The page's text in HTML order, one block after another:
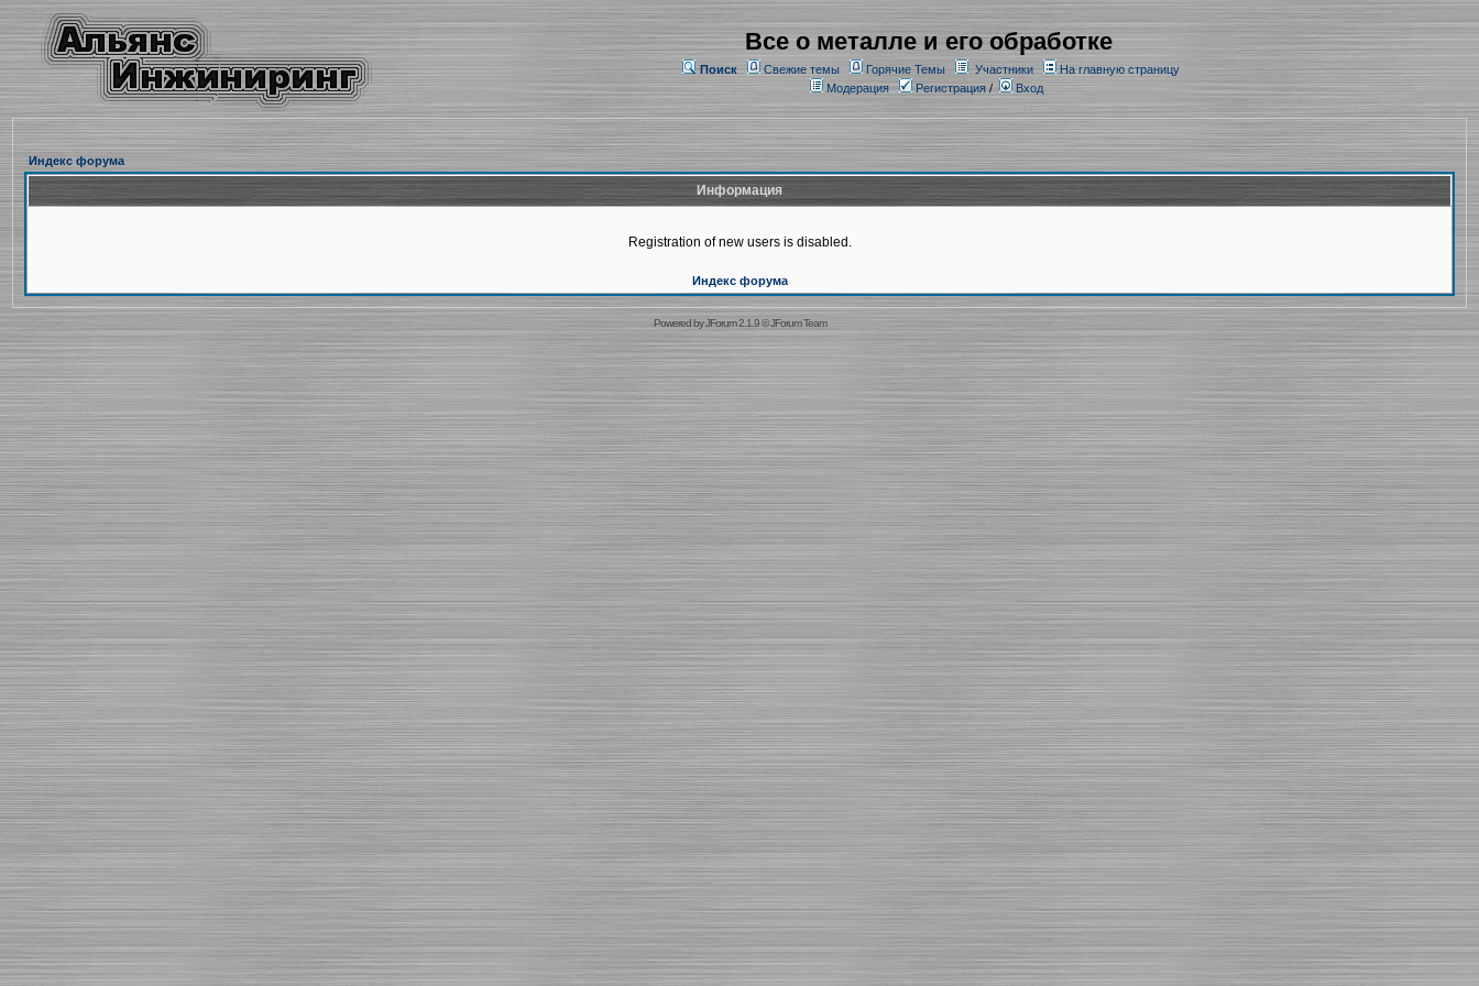
Все о металле и его обработке
Поиск Свежие темы Горячие Темы Участники
На главную страницу
Модерация
Регистрация/ Вход
Индекс форума
Информация
Registration of new users is disabled.
Индекс форума
Powered byJForum 2.1.9©JForum Team